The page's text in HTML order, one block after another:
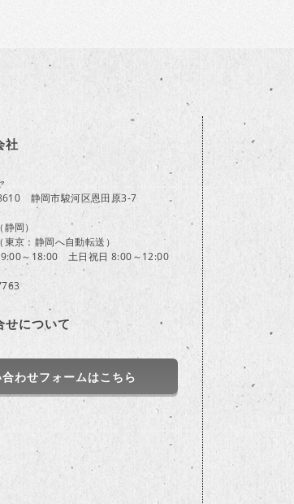
社
静岡市駿河区恩田原3-7
岡）
京：静岡へ自動転送）
9:00～18:00 土日祝日 8:00～12:00
せについて
わせフォームはこちら